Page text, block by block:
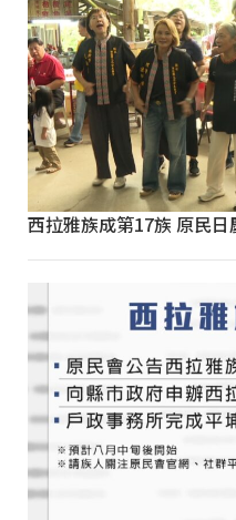
西拉雅族成第17族 原民日